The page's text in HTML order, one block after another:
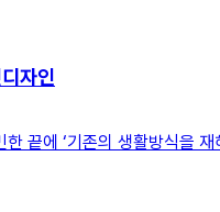
자인
끝에 ‘기존의 생활방식을